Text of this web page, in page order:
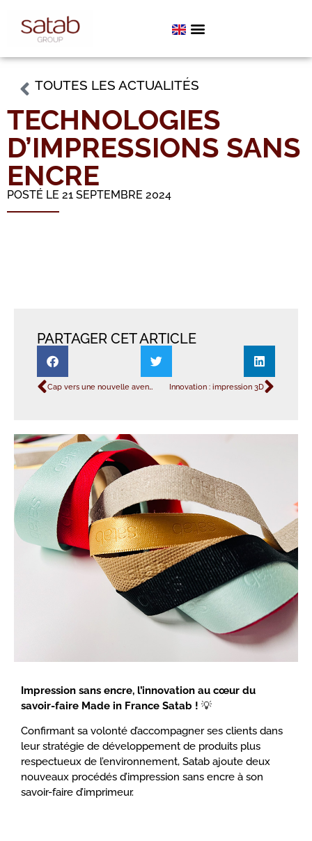
TOUTES LES ACTUALITÉS
TECHNOLOGIES
D’IMPRESSIONS SANS
ENCRE
POSTÉ LE 21 SEPTEMBRE 2024
PARTAGER CET ARTICLE
Cap vers une nouvelle aventure ! Innovation : impression 3D
Impression sans encre, l’innovation au cœur du
savoir-faire Made in France Satab ! 💡
Confirmant sa volonté d’accompagner ses clients dans
leur stratégie de développement de produits plus
respectueux de l’environnement, Satab ajoute deux
nouveaux procédés d’impression sans encre à son
savoir-faire d’imprimeur.